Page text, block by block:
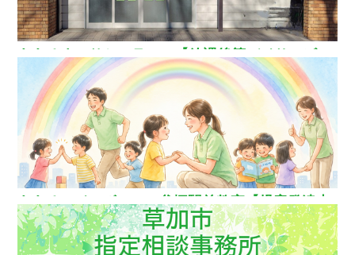
ああるまつりかフラワー【放課後等デイサービ
ス】
ああるレインボーDuo谷塚駅前教室【児童発達支
援】